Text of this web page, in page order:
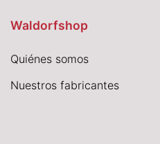
Waldorfshop
Quiénes somos
Nuestros fabricantes